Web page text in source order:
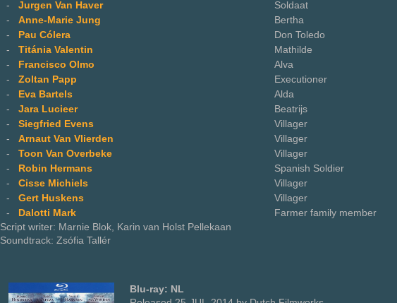
- Jurgen Van Haver
Soldaat
- Anne-Marie Jung
Bertha
-
Pau Cólera
Don Toledo
- Titánia Valentin
Mathilde
-
Francisco Olmo
Alva
- Zoltan Papp
Executioner
-
Eva Bartels
Alda
- Jara Lucieer
Beatrijs
- Siegfried Evens
Villager
- Arnaut Van Vlierden
Villager
- Toon Van Overbeke
Villager
-
Robin Hermans
Spanish Soldier
- Cisse Michiels
Villager
- Gert Huskens
Villager
-
Dalotti Mark
Farmer family member
Script writer: Marnie Blok, Karin van Holst Pellekaan
Soundtrack: Zsófia Tallér
Blu-ray: NL